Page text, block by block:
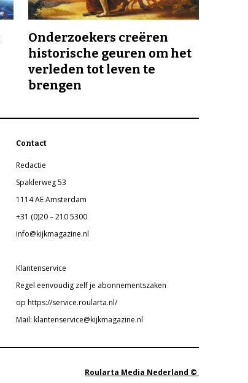
Onderzoekers creëren
historische geuren om het
verleden tot leven te
brengen
Contact
Redactie
Spaklerweg 53
1114 AE Amsterdam
+31 (0)20 – 210 5300
info@kijkmagazine.nl
Klantenservice
Regel eenvoudig zelf je abonnementszaken
op https://service.roularta.nl/
Mail: klantenservice@kijkmagazine.nl
Roularta Media Nederland ©